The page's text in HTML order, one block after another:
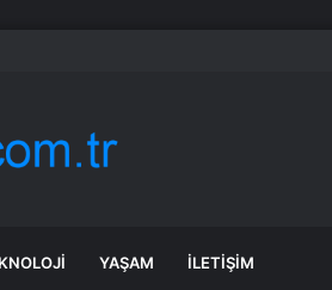
ölü bulundu!
YAŞAM İLETIŞIM